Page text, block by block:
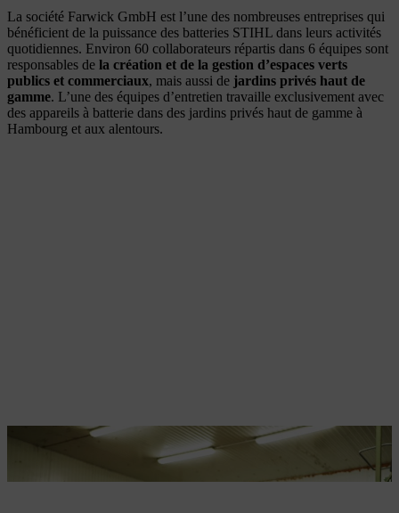
La société Farwick GmbH est l’une des nombreuses entreprises qui
bénéficient de la puissance des batteries STIHL dans leurs activités
quotidiennes. Environ 60 collaborateurs répartis dans 6 équipes sont
responsables de la création et de la gestion d’espaces verts
publics et commerciaux, mais aussi de jardins privés haut de
gamme. L’une des équipes d’entretien travaille exclusivement avec
des appareils à batterie dans des jardins privés haut de gamme à
Hambourg et aux alentours.
Les appareils à batterie STIHL font depuis longtemps partie
intégrante du secteur du paysagisme.